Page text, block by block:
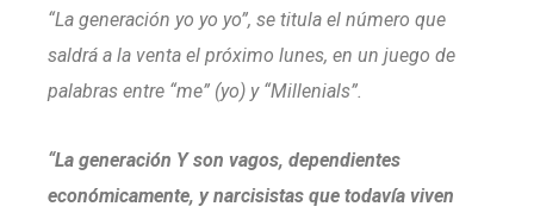
“La generación yo yo yo”, se titula el número que
saldrá a la venta el próximo lunes, en un juego de
palabras entre “me” (yo) y “Millenials”.
“La generación Y son vagos, dependientes
económicamente, y narcisistas que todavía viven